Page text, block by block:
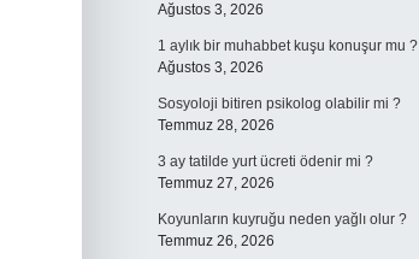
Ağustos 3, 2026
1 aylık bir muhabbet kuşu konuşur mu ?
Ağustos 3, 2026
Sosyoloji bitiren psikolog olabilir mi ?
Temmuz 28, 2026
3 ay tatilde yurt ücreti ödenir mi ?
Temmuz 27, 2026
Koyunların kuyruğu neden yağlı olur ?
Temmuz 26, 2026